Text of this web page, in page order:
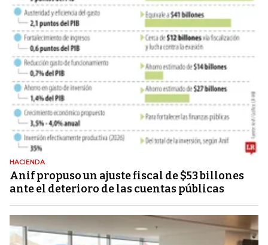
HACIENDA
Anif propuso un ajuste fiscal de $53 billones
ante el deterioro de las cuentas públicas